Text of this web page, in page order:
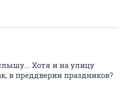
Хотя и на улицу
в преддверии праздников?